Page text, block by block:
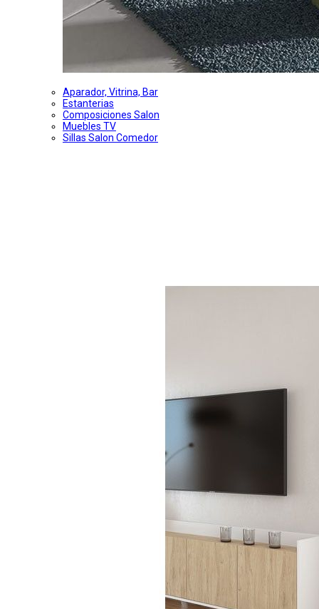
Aparador, Vitrina, Bar
Estanterias
Composiciones Salon
Muebles TV
Sillas Salon Comedor